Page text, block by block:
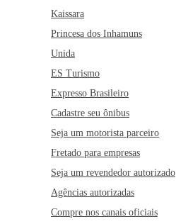
Kaissara
Princesa dos Inhamuns
Unida
ES Turismo
Expresso Brasileiro
Cadastre seu ônibus
Seja um motorista parceiro
Fretado para empresas
Seja um revendedor autorizado
Agências autorizadas
Compre nos canais oficiais